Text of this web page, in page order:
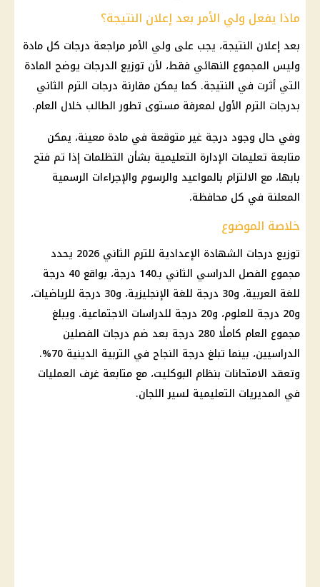
ماذا يفعل ولي الأمر بعد إعلان النتيجة؟
بعد إعلان النتيجة، يجب على ولي الأمر مراجعة درجات كل مادة
وليس المجموع النهائي فقط، لأن توزيع الدرجات يوضح المادة
التي أثرت في النتيجة. كما يمكن مقارنة درجات الترم الثاني
بدرجات الترم الأول لمعرفة مستوى تطور الطالب خلال العام.
وفي حال وجود درجة غير متوقعة في مادة معينة، يمكن
متابعة تعليمات الإدارة التعليمية بشأن التظلمات إذا تم فتح
بابها، مع الالتزام بالمواعيد والرسوم والإجراءات الرسمية
المعلنة في كل محافظة.
خلاصة الموضوع
توزيع درجات الشهادة الإعدادية للترم الثاني 2026 يحدد
مجموع الفصل الدراسي الثاني بـ140 درجة، بواقع 40 درجة
للغة العربية، و30 درجة للغة الإنجليزية، و30 درجة للرياضيات،
و20 درجة للعلوم، و20 درجة للدراسات الاجتماعية. ويبلغ
مجموع العام كاملًا 280 درجة بعد ضم درجات الفصلين
الدراسيين، بينما تبلغ درجة النجاح في التربية الدينية 70%.
وتعقد الامتحانات بنظام البوكليت، مع متابعة غرف العمليات
في المديريات التعليمية لسير اللجان.